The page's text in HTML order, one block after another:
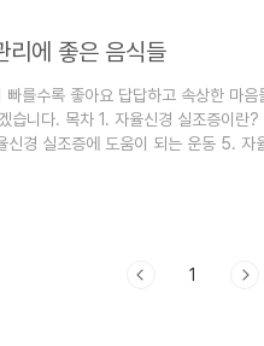
리에 좋은 음식들
를수록 좋아요 답답하고 속상한 마
습니다. 목차 1. 자율신경 실조증이란
경 실조증에 도움이 되는 운동 5. 자
유발할 수 있는 질환입니다. 자율신경
1